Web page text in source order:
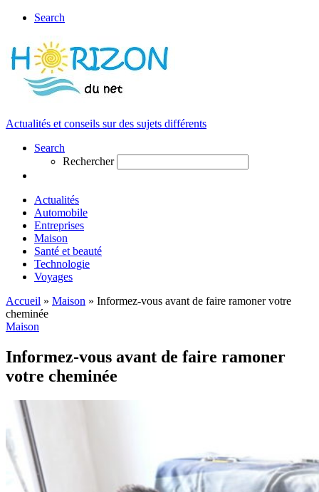
Search
Actualités et conseils sur des sujets différents
Search
Rechercher
Actualités
Automobile
Entreprises
Maison
Santé et beauté
Technologie
Voyages
Accueil » Maison » Informez-vous avant de faire ramoner votre
cheminée
Maison
Informez-vous avant de faire ramoner
votre cheminée